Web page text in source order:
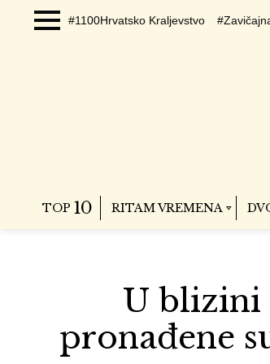
#1100Hrvatsko Kraljevstvo
TOP 10 RITAM VREMENA
U blizini
pronađene